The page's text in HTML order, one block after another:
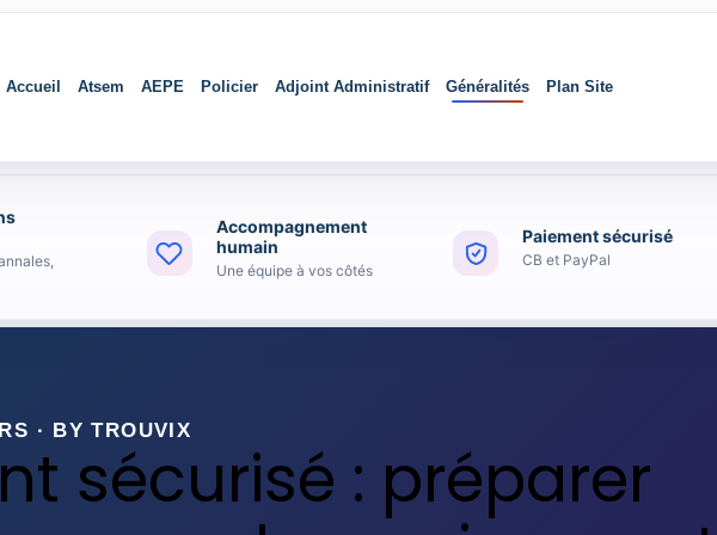
Accueil Atsem AEPE Policier Adjoint Administratif Généralités Plan Site
Accompagnement
humain
Une équipe à vos côtés
Paiement sécurisé
CB et PayPal
· BY TROUVIX
sécurisé : préparer